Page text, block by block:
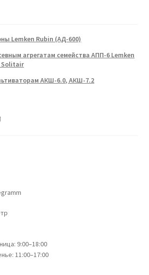
Lemken Rubin (АД-600)
агрегатам семейства АПП-6 Lemken
Solitair
АКШ-6.0, АКШ-7.2
9:00–18:00
11:00–17:00